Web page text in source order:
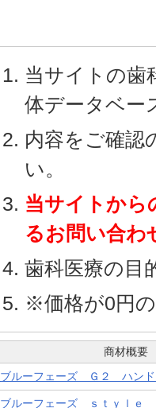
当サイトの歯
体データベー
内容をご確認
い。
当サイトから
るお問い合わ
歯科医療の目
※価格が0円
商材概要
ブルーフェーズ Ｇ２ ハンド
ブルーフェーズ ｓｔｙｌｅ